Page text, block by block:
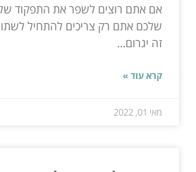
אם אתם רוצים לשפר את התפקוד
שלכם אתם רק צריכים להתחיל
זה יגרום...
קרא עוד »
מאי 01, 2022